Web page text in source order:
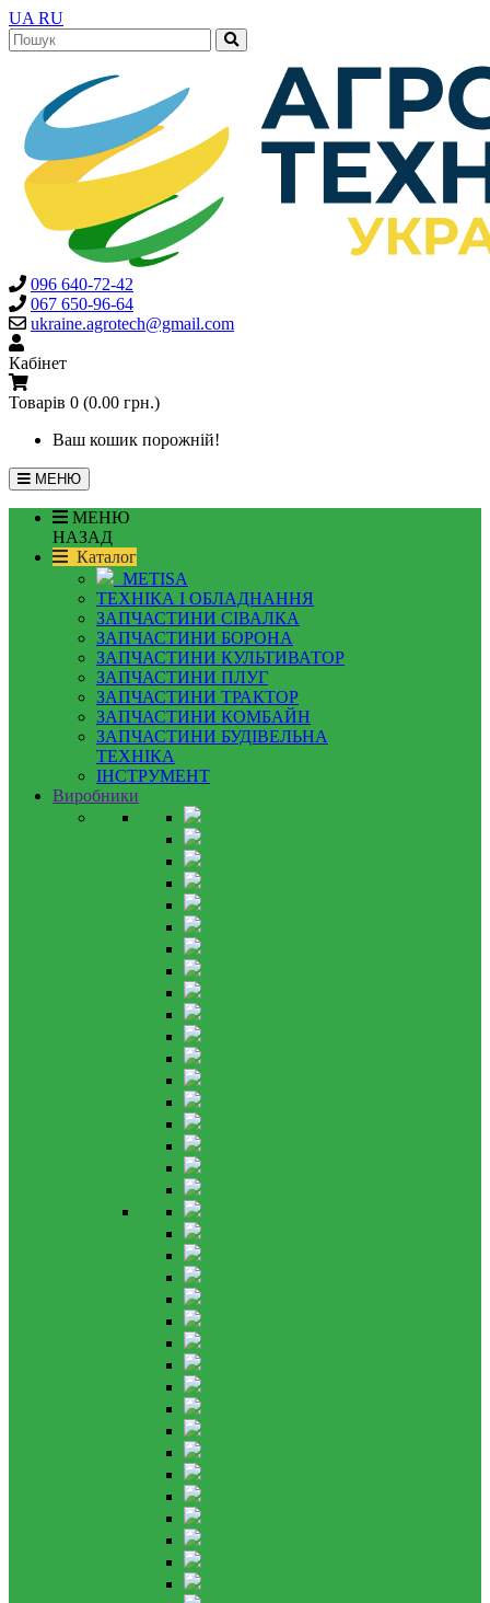
UA RU
096 640-72-42
067 650-96-64
ukraine.agrotech@gmail.com
Кабінет
Товарів 0 (0.00 грн.)
Ваш кошик порожній!
МЕНЮ
МЕНЮ
НАЗАД
Каталог
METISA
ТЕХНІКА І ОБЛАДНАННЯ
ЗАПЧАСТИНИ СІВАЛКА
ЗАПЧАСТИНИ БОРОНА
ЗАПЧАСТИНИ КУЛЬТИВАТОР
ЗАПЧАСТИНИ ПЛУГ
ЗАПЧАСТИНИ ТРАКТОР
ЗАПЧАСТИНИ КОМБАЙН
ЗАПЧАСТИНИ БУДІВЕЛЬНА
ТЕХНІКА
ІНСТРУМЕНТ
Виробники